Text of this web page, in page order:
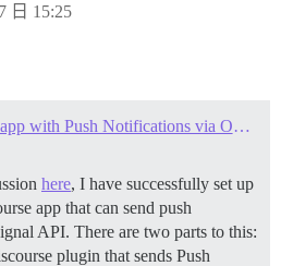
日 15:25
Whitelisted Discourse app with Push Notifications via OneSignal
here, I have successfully set up
app that can send push
API. There are two parts to this:
plugin that sends Push